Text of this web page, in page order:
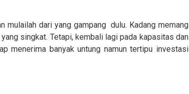
mulailah dari yang gampang dulu. Kadang memang
singkat. Tetapi, kembali lagi pada kapasitas dan
menerima banyak untung namun tertipu investasi